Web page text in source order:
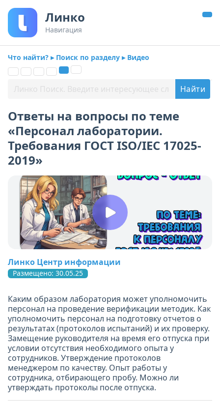
Линко
Навигация
Что найти? ▸ Поиск по разделу ▸ Видео
Ответы на вопросы по теме
«Персонал лаборатории.
Требования ГОСТ ISO/IEC 17025-
2019»
Линко Центр информации
Размещено: 30.05.25
Каким образом лаборатория может уполномочить
персонал на проведение верификации методик. Как
уполномочить персонал на подготовку отчетов о
результатах (протоколов испытаний) и их проверку.
Замещение руководителя на время его отпуска при
условии отсутствия необходимого опыта у
сотрудников. Утверждение протоколов
менеджером по качеству. Опыт работы у
сотрудника, отбирающего пробу. Можно ли
утверждать протоколы после отпуска.